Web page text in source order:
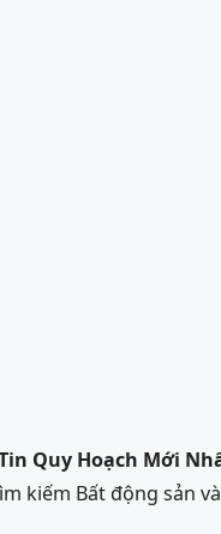
Quy Hoạch Mới
kiếm Bất động sản